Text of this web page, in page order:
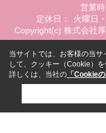
営業時
定休日：
火曜日
Copyright(c) 株式会社
当サイトでは、お客様の当
して、クッキー（Cookie）を
詳しくは、当社の 「Cookie